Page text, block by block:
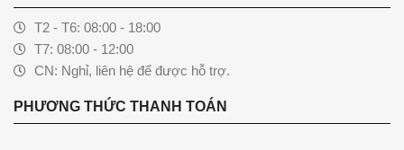
T2 - T6: 08:00 - 18:00
T7: 08:00 - 12:00
CN: Nghỉ, liên hệ để được hỗ trợ.
PHƯƠNG THỨC THANH TOÁN